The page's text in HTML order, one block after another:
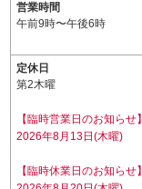
営業時間
午前9時〜午後6時
定休日
第2木曜
【臨時営業日のお知らせ】
2026年8月13日(木曜)
【臨時休業日のお知らせ】